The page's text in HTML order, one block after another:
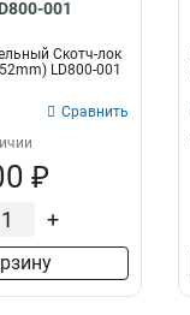
001
Скотч-лок
LD800-001
Сравнить
₽
+